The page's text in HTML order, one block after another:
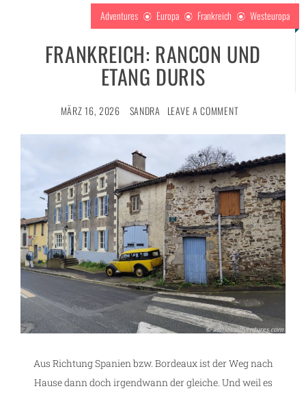
Adventures Europa Frankreich Westeuropa
FRANKREICH: RANCON UND
ETANG DURIS
MÄRZ 16, 2026 SANDRA LEAVE A COMMENT
Aus Richtung Spanien bzw. Bordeaux ist der Weg nach
Hause dann doch irgendwann der gleiche. Und weil es